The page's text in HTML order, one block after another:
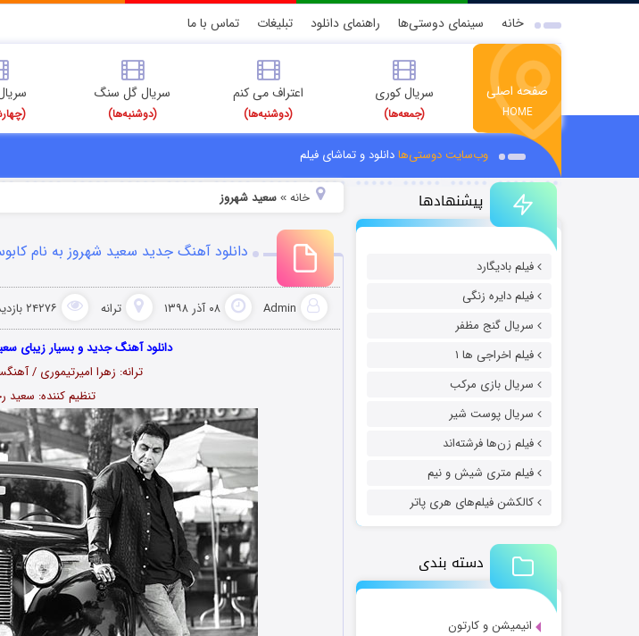
خانه سینمای دوستی‌ها راهنمای دانلود تبلیغات تماس با ما
صفحه اصلی
HOME
سریال کوری
(جمعه‌ها)
اعتراف می کنم
(دوشنبه‌ها)
سریال گل سنگ
(دوشنبه‌ها)
وب‌سایت دوستی‌هادانلود و تماشای فیلم
پیشنهادها
فیلم بادیگارد
فیلم دایره زنگی
سریال گنج مظفر
فیلم اخراجی ها ۱
سریال بازی مرکب
سریال پوست شیر
فیلم زن‌ها فرشته‌اند
فیلم متری شیش و نیم
کالکشن فیلم‌های هری پاتر
دسته بندی
انیمیشن و کارتون
خانه» سعید شهروز
دانلود آهنگ جدید سعید شهروز به نام
Admin ۰۸ آذر ۱۳۹۸ ترانه ۲۴۲۷۶ بازدید
دانلود آهنگ جدید و بسیار زیبای
ترانه: زهرا امیرتیموری /
تنظیم کننده: سعید